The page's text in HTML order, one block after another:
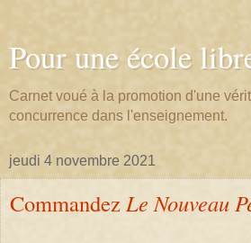
Pour une école
Carnet voué à la promotion d'une
concurrence dans l'enseignement.
jeudi 4 novembre 2021
CommandezLe Nouveau